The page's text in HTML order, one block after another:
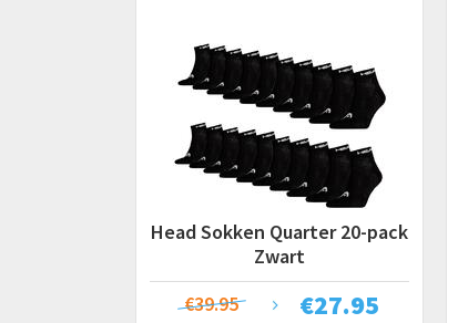
Head Sokken Quarter 20-pack
Zwart
€27.95
€39.95